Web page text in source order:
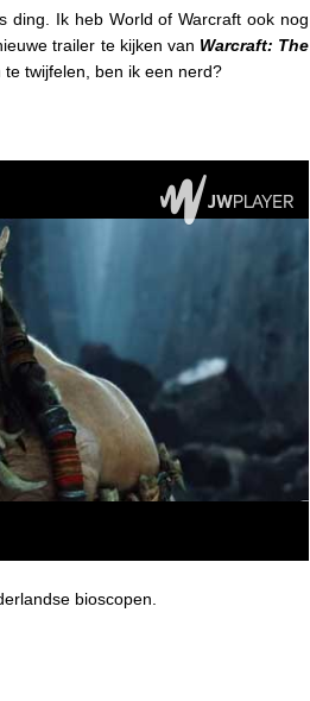
ding. Ik heb World of Warcraft ook nog
trailer te kijken van Warcraft: The
te twijfelen, ben ik een nerd?
bioscopen.